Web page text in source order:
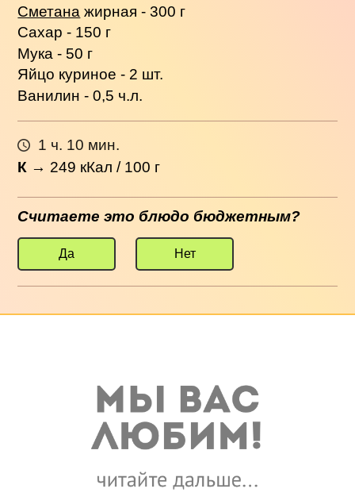
Сметана жирная - 300 г
Сахар - 150 г
Мука - 50 г
Яйцо куриное - 2 шт.
Ванилин - 0,5 ч.л.
1 ч. 10 мин.
К → 249 кКал / 100 г
Считаете это блюдо бюджетным?
Да Нет